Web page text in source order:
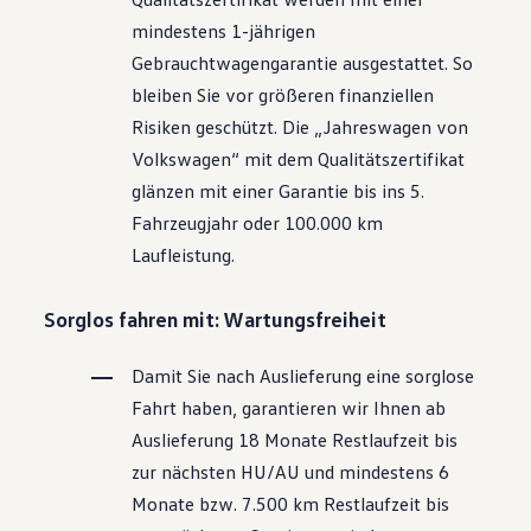
Räder und Reifen
Pannen- und Unfallhilfe
Volkswagen Teile
Zubehör
Schutz und Pflege
Transport
Individualisieren
Wallbox und Ladekabel
Volkswagen Apps, Login und Shop
Handy und Fahrzeug verbinden
Über Ihr Auto
Vorgängermodelle
Kundeninformationen
Volkswagen Kundenbetreuung
Warn- und Kontrollleuchten
Digitale Betriebsanleitung
mindestens 1-jährigen
Gebrauchtwagengarantie ausgestattet. So
bleiben Sie vor größeren finanziellen
Risiken geschützt. Die „Jahreswagen von
Volkswagen“ mit dem Qualitätszertifikat
glänzen mit einer Garantie bis ins 5.
Fahrzeugjahr oder 100.000 km
Laufleistung.
Sorglos fahren mit: Wartungsfreiheit
Damit Sie nach Auslieferung eine sorglose
Fahrt haben, garantieren wir Ihnen ab
Auslieferung 18 Monate Restlaufzeit bis
zur nächsten HU/AU und mindestens 6
Monate bzw. 7.500 km Restlaufzeit bis